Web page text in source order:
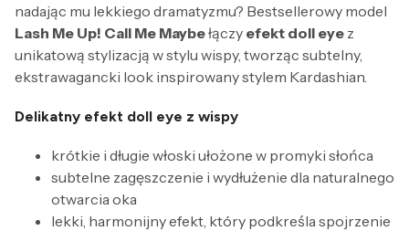
nadając mu lekkiego dramatyzmu? Bestsellerowy model
Lash Me Up! Call Me Maybełączy efekt doll eye z
unikatową stylizacją w stylu wispy, tworząc subtelny,
ekstrawagancki look inspirowany stylem Kardashian.
Delikatny efekt doll eye z wispy
krótkie i długie włoski ułożone w promyki słońca
subtelne zagęszczenie i wydłużenie dla naturalnego
otwarcia oka
lekki, harmonijny efekt, który podkreśla spojrzenie